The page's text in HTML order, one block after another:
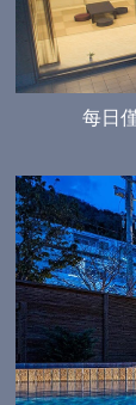
每日